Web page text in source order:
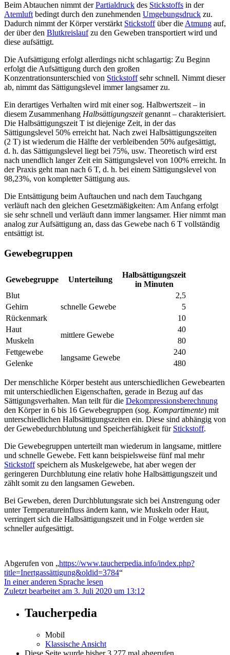
Beim Abtauchen nimmt derPartialdruck des Stickstoffs in der
Atemluft bedingt durch den zunehmenden Umgebungsdruck zu.
Dadurch nimmt der Körper verstärkt Stickstoffüber die Atmung auf,
der über den Blutkreislaufzu den Geweben transportiert wird und
diese aufsättigt.
Die Aufsättigung erfolgt allerdings nicht schlagartig: Zu Beginn
erfolgt die Aufsättigung durch den großen
Konzentrationsunterschied von Stickstoffsehr schnell. Nimmt dieser
ab, nimmt das Sättigungslevel immer langsamer zu.
Ein derartiges Verhalten wird mit einer sog. Halbwertszeit – in
diesem Zusammenhang Halbsättigungszeitgenannt – charakterisiert.
Die Halbsättigungszeit T ist diejenige Zeit, in der das
Sättigungslevel 50% erreicht hat. Nach zwei Halbsättigungszeiten
(2 T) ist wiederum die Hälfte der verbleibenden 50% aufgesättigt,
d. h. das Sättigungslevel liegt bei 75%, usw. Theoretisch wird erst
nach unendlich langer Zeit ein Sättigungslevel von 100% erreicht. In
der Praxis geht man nach 6 T, d. h. bei einem Sättigungslevel von
98,23%, von kompletter Sättigung aus.
Die Entsättigung beim Auftauchen und nach dem Tauchgang
verläuft nach den gleichen Gesetzmäßigkeiten: Am Anfang erfolgt
sie sehr schnell und verläuft dann immer langsamer. Hier nimmt man
analog zur Aufsättigung an, dass das Gewebe nach 6 T vollständig
entsättigt ist.
Gewebegruppen
Gewebegruppe Unterteilung
Halbsättigungszeit
in Minuten
Blut
schnelle Gewebe
2,5
Gehirn
5
Rückenmark
10
Haut
mittlere Gewebe
40
Muskeln
80
Fettgewebe
langsame Gewebe
240
Gelenke
480
Der menschliche Körper besteht aus unterschiedlichen Gewebearten
mit unterschiedlichen Eigenschaften, gerade in Bezug auf das
Sättigungsverhalten. Man teilt für die Dekompressionsberechnung
den Körper in 6 bis 16 Gewebegruppen (sog. Kompartimente) mit
unterschiedlichen Halbsättigungszeiten ein. Diese sind abhängig von
der Gewebedurchblutung und Speicherfähigkeit für Stickstoff.
Die Gewebegruppen unterteilt man wiederum in langsame, mittlere
und schnelle Gewebe. Fett kann beispielsweise fünf mal mehr
Stickstoffspeichern als Muskelgewebe, hat aber wegen der
geringeren Durchblutung eine relativ hohe Halbsättigungszeit und
zählt somit zu den langsamen Geweben.
Bei Geweben, deren Durchblutungsrate sich bei Anstrengung oder
unter Temperatureinfluss ändern kann, wie Muskeln oder Haut,
verringert sich die Halbsättigungszeit und in Folge werden sie
schneller aufgesättigt.
Abgerufen von „https://www.taucherpedia.info/index.php?
title=Inertgassättigung&oldid=3784“
In einer anderen Sprache lesen
Zuletzt bearbeitet am 3. Juli 2020 um 13:12
Taucherpedia
Mobil
Klassische Ansicht
Diese Seite wurde bisher 3.277 mal abgerufen.